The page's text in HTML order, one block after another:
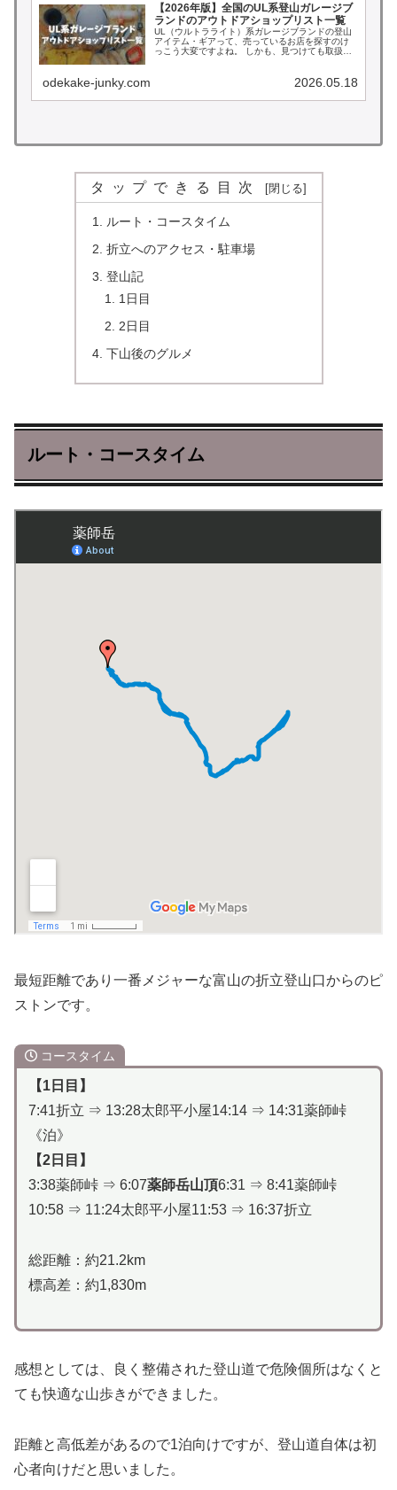
【2026年版】全国のUL系登山ガレージブ
ランドのアウトドアショップリスト一覧
UL（ウルトラライト）系ガレージブランドの登山
アイテム・ギアって、売っているお店を探すのけ
っこう大変ですよね。 しかも、見つけても取扱数
odekake-junky.com 2026.05.18
タップできる目次
ルート・コースタイム
折立へのアクセス・駐車場
登山記
1日目
2日目
下山後のグルメ
ルート・コースタイム
最短距離であり一番メジャーな富山の折立登山口からのピ
ストンです。
コースタイム
【1日目】
7:41折立 ⇒ 13:28太郎平小屋14:14 ⇒ 14:31薬師峠
《泊》
【2日目】
3:38薬師峠 ⇒ 6:07薬師岳山頂6:31 ⇒ 8:41薬師峠
10:58 ⇒ 11:24太郎平小屋11:53 ⇒ 16:37折立
総距離：約21.2km
標高差：約1,830m
感想としては、良く整備された登山道で危険個所はなくと
ても快適な山歩きができました。
距離と高低差があるので1泊向けですが、登山道自体は初
心者向けだと思いました。